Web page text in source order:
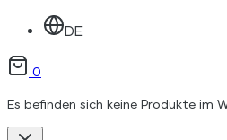
DE
0
Es befinden sich keine Produkte im